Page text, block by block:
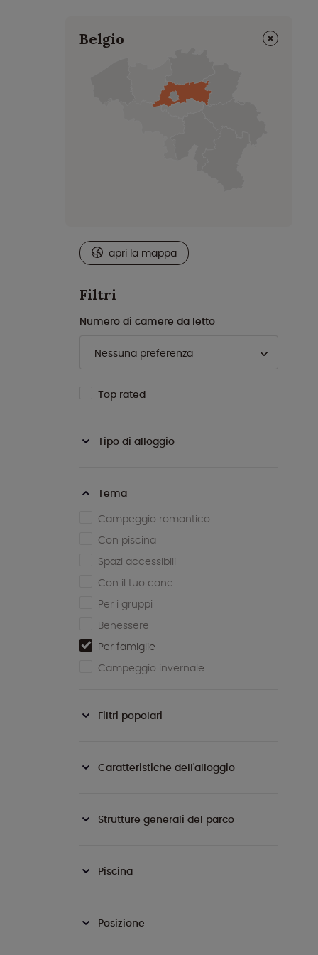
Belgio ⨯
apri la mappa
Filtri
Numero di camere da letto
Top rated
Tipo di alloggio
Tema
Campeggio romantico
Con piscina
Spazi accessibili
Con il tuo cane
Per i gruppi
Benessere
Per famiglie
Campeggio invernale
Filtri popolari
Caratteristiche dell'alloggio
Strutture generali del parco
Piscina
Posizione